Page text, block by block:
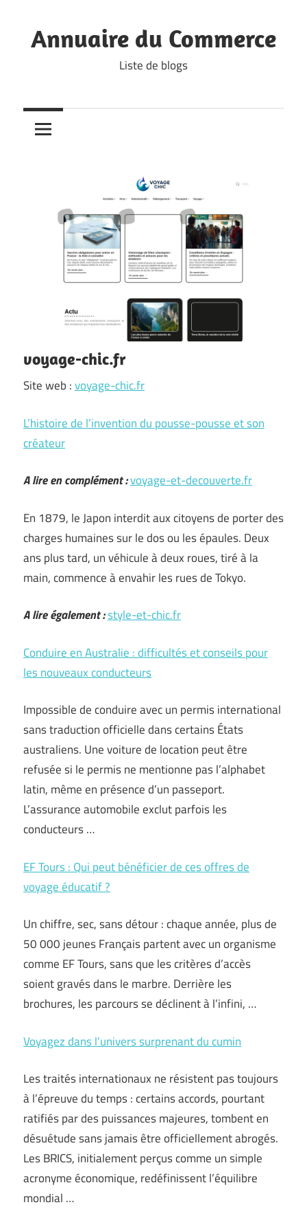
content
Annuaire du Commerce
Liste de blogs
voyage-chic.fr
Site web :voyage-chic.fr
L’histoire de l’invention du pousse-pousse et son
créateur
A lire en complément :voyage-et-decouverte.fr
En 1879, le Japon interdit aux citoyens de porter des
charges humaines sur le dos ou les épaules. Deux
ans plus tard, un véhicule à deux roues, tiré à la
main, commence à envahir les rues de Tokyo.
A lire également :style-et-chic.fr
Conduire en Australie : difficultés et conseils pour
les nouveaux conducteurs
Impossible de conduire avec un permis international
sans traduction officielle dans certains États
australiens. Une voiture de location peut être
refusée si le permis ne mentionne pas l’alphabet
latin, même en présence d’un passeport.
L’assurance automobile exclut parfois les
conducteurs …
EF Tours : Qui peut bénéficier de ces offres de
voyage éducatif ?
Un chiffre, sec, sans détour : chaque année, plus de
50 000 jeunes Français partent avec un organisme
comme EF Tours, sans que les critères d’accès
soient gravés dans le marbre. Derrière les
brochures, les parcours se déclinent à l’infini, …
Voyagez dans l’univers surprenant du cumin
Les traités internationaux ne résistent pas toujours
à l’épreuve du temps : certains accords, pourtant
ratifiés par des puissances majeures, tombent en
désuétude sans jamais être officiellement abrogés.
Les BRICS, initialement perçus comme un simple
acronyme économique, redéfinissent l’équilibre
mondial …